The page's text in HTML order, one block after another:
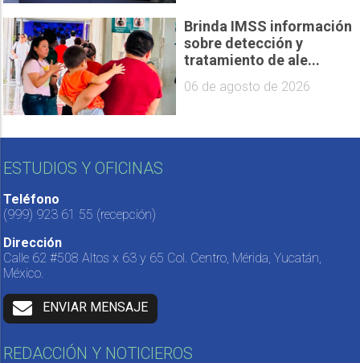
Brinda IMSS información
sobre detección y
tratamiento de ale...
06 de agosto de 2026
ESTUDIOS Y OFICINAS
Teléfono
(999) 923 61 55 (recepción)
Dirección
Calle 62 #508 Altos x 63 y 65 Col. Centro, Mérida, Yucatán,
México.
ENVIAR MENSAJE
REDACCIÓN Y NOTICIEROS